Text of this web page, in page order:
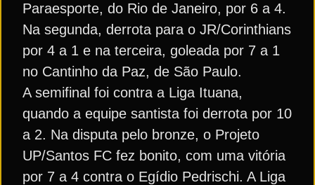
Paraesporte, do Rio de Janeiro, por 6 a 4.
Na segunda, derrota para o JR/Corinthians
por 4 a 1 e na terceira, goleada por 7 a 1
no Cantinho da Paz, de São Paulo.
A semifinal foi contra a Liga Ituana,
quando a equipe santista foi derrota por 10
a 2. Na disputa pelo bronze, o Projeto
UP/Santos FC fez bonito, com uma vitória
por 7 a 4 contra o Egídio Pedrischi. A Liga